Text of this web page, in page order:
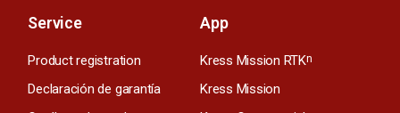
Service
Product registration
Declaración de garantía
App
Kress Mission RTKn
Kress Mission